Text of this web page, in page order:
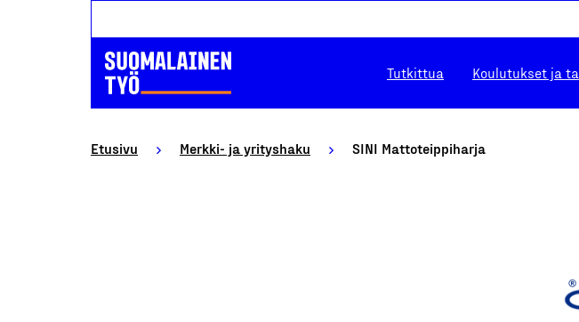
Tutkittua Koulutukset ja
Etusivu Merkki- ja yrityshaku SINI Mattoteippiharja